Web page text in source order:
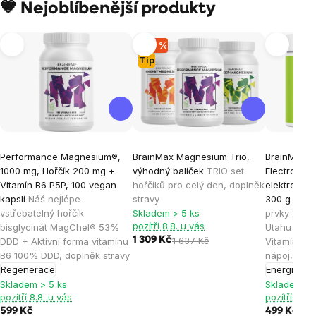
💙 Nejoblíbenější produkty
Performance Magnesium®,
1000 mg, Hořčík 200 mg +
Vitamín B6 P5P, 100 vegan
kapslí Náš nejlépe
vstřebatelný hořčík
bisglycinát MagChel® 53%
DDD + Aktivní forma vitamínu
B6 100% DDD, doplněk stravy
Regenerace
hodnocení
produktu
je
4,9
z
5
hvězdiček.
Skladem > 5 ks
pozítří 8.8. u vás
599 Kč
Tip
–20 %
BrainMax Magnesium Trio,
výhodný balíček TRIO set
hořčíků pro celý den, doplněk
stravy
hodnocení
produktu
je
5,0
z
Skladem > 5 ks
pozítří 8.8. u vás
1 309 Kč1 637 Kč
BrainMax
elektrolyty,
300 g
prvky ze
Utahu +
Vitamín B6
nápoj,
Energie
produktu
je
4,8
z
5
Skladem >
pozítří 8.8.
499 Kč